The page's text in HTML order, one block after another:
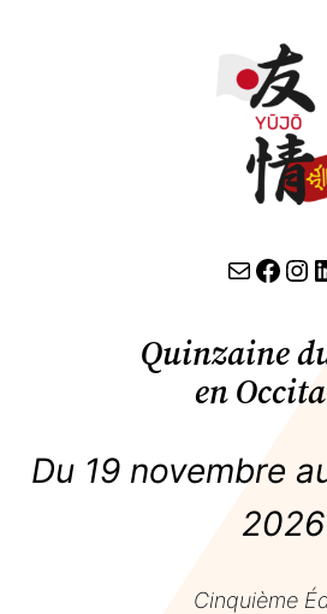
contact par email lien facebook Instagram LinkedIn
Quinzaine
en
Du 19 novembre
2026
Cinquième